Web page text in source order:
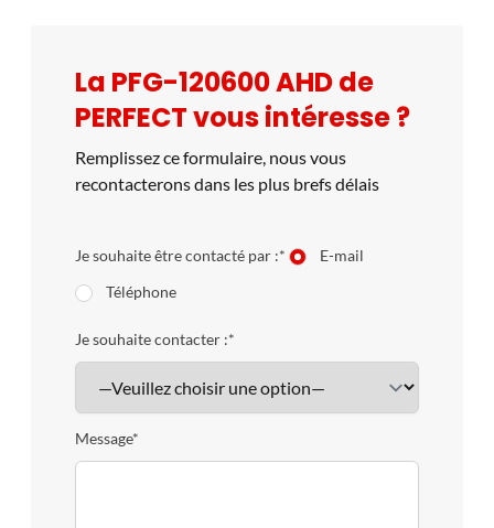
constructeur :https://www.perfectmachine.com.tw/
https://start40.com/
La PFG-120600 AHD de
PERFECT vous intéresse ?
Remplissez ce formulaire, nous vous
recontacterons dans les plus brefs délais
Je souhaite être contacté par :*
E-mail
Téléphone
Je souhaite contacter :*
Message*